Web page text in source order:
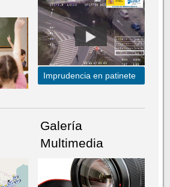
Imprudencia en patinete
Galería
Multimedia